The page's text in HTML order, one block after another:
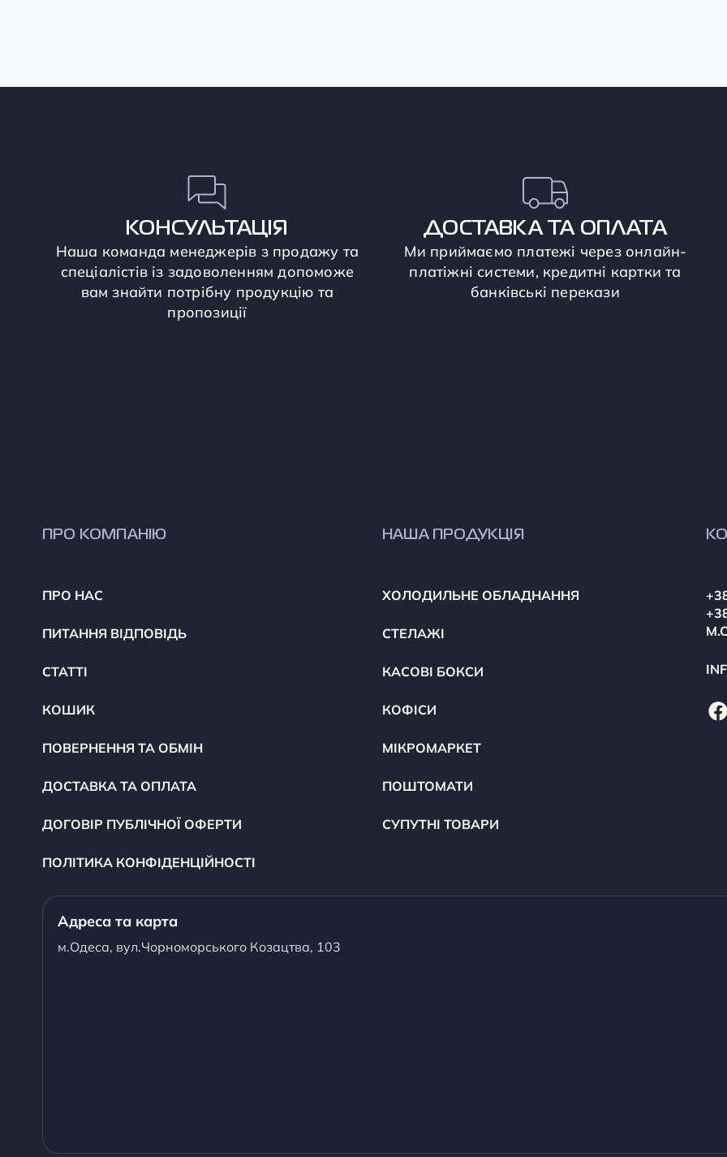
КОНСУЛЬТАЦІЯ
Наша команда менеджерів з продажу та
спеціалістів із задоволенням допоможе
вам знайти потрібну продукцію та
пропозиції
ДОСТАВКА ТА ОПЛАТА
Ми приймаємо платежі через онлайн-
платіжні системи, кредитні картки та
банківські перекази
ПРО КОМПАНІЮ
ПРО НАС
ПИТАННЯ ВІДПОВІДЬ
СТАТТІ
КОШИК
ПОВЕРНЕННЯ ТА ОБМІН
ДОСТАВКА ТА ОПЛАТА
ДОГОВІР ПУБЛІЧНОЇ ОФЕРТИ
ПОЛІТИКА КОНФІДЕНЦІЙНОСТІ
НАША ПРОДУКЦІЯ
ХОЛОДИЛЬНЕ ОБЛАДНАННЯ
СТЕЛАЖІ
КАСОВІ БОКСИ
КОФІСИ
МІКРОМАРКЕТ
ПОШТОМАТИ
СУПУТНІ ТОВАРИ
Адреса та карта
м.Одеса, вул.Чорноморського Козацтва, 103